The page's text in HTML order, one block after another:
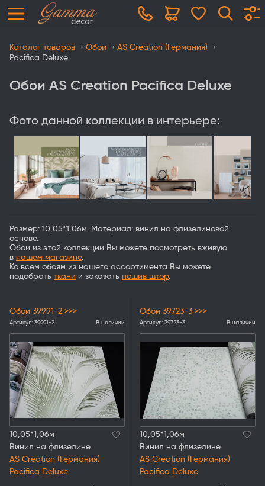
Каталог товаров Обои
AS Creation (Германия)
Pacifica Deluxe
Обои AS Creation Pacifica Deluxe
Фото данной коллекции в интерьере:
Размер: 10,05*1,06м. Материал: винил на флизелиновой
основе.
Обои из этой коллекции Вы можете посмотреть вживую
в нашем магазине.
Ко всем обоям из нашего ассортимента Вы можете
подобрать ткани и заказать пошив штор.
Обои 39991-2 >>>
Артикул: 39991-2 В наличии
10,05*1,06м
Винил на флизелине
AS Creation (Германия)
Pacifica Deluxe
Обои 39723-3 >>>
Артикул: 39723-3 В наличии
10,05*1,06м
Винил на флизелине
AS Creation (Германия)
Pacifica Deluxe